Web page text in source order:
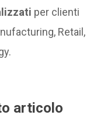
per clienti
Retail,
articolo